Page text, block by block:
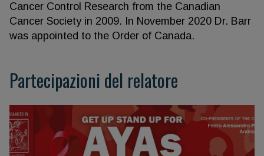
Cancer Control Research from the Canadian
Cancer Society in 2009. In November 2020 Dr. Barr
was appointed to the Order of Canada.
Partecipazioni del relatore